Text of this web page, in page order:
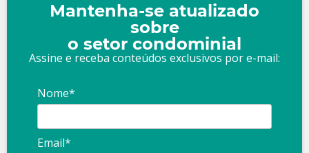
Mantenha-se atualizado
sobre
o setor condominial
Assine e receba conteúdos exclusivos por e-mail:
Nome*
Email*